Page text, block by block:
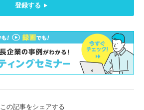
登録する
この記事をシェアする